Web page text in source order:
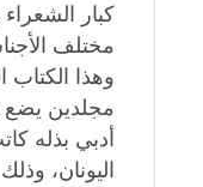
كبار
مختلف
وهذا الكتاب
مجلدين يضع
أدبي بذله
اليونان،